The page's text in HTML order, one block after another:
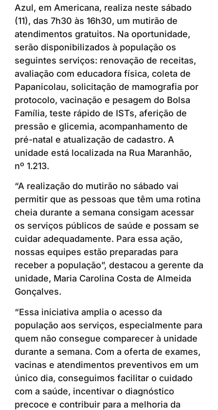
Azul, em Americana, realiza neste sábado
(11), das 7h30 às 16h30, um mutirão de
atendimentos gratuitos. Na oportunidade,
serão disponibilizados à população os
seguintes serviços: renovação de receitas,
avaliação com educadora física, coleta de
Papanicolau, solicitação de mamografia por
protocolo, vacinação e pesagem do Bolsa
Família, teste rápido de ISTs, aferição de
pressão e glicemia, acompanhamento de
pré-natal e atualização de cadastro. A
unidade está localizada na Rua Maranhão,
nº 1.213.
“A realização do mutirão no sábado vai
permitir que as pessoas que têm uma rotina
cheia durante a semana consigam acessar
os serviços públicos de saúde e possam se
cuidar adequadamente. Para essa ação,
nossas equipes estão preparadas para
receber a população”, destacou a gerente da
unidade, Maria Carolina Costa de Almeida
Gonçalves.
“Essa iniciativa amplia o acesso da
população aos serviços, especialmente para
quem não consegue comparecer à unidade
durante a semana. Com a oferta de exames,
vacinas e atendimentos preventivos em um
único dia, conseguimos facilitar o cuidado
com a saúde, incentivar o diagnóstico
precoce e contribuir para a melhoria da